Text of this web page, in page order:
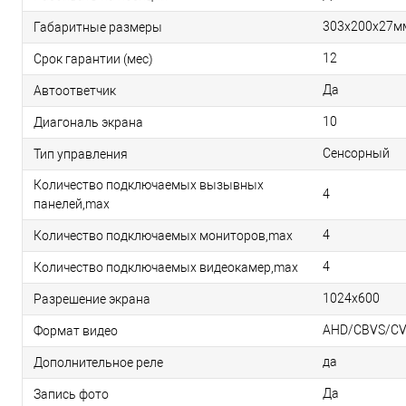
Габаритные размеры
Срок гарантии (мес) 12
Автоответчик Да
Диагональ экрана 10
Тип управления Сенсорный
Количество подключаемых вызывных
панелей,max
4
Количество подключаемых мониторов,max 4
Количество подключаемых видеокамер,max 4
Разрешение экрана 1024х600
Формат видео AHD/CBVS/
Дополнительное реле да
Запись фото Да